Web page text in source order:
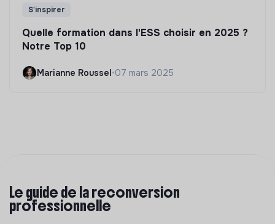
S'inspirer
Quelle formation dans l'ESS choisir en 2025 ?
Notre Top 10
Marianne Roussel•07 mars 2025
Le guide de la reconversion
professionnelle